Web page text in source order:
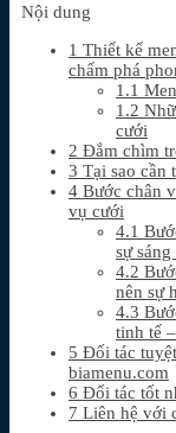
Nội dung
1 Thiết kế
chấm phá
1.1
1.2
cưới
2 Đắm chìm
3 Tại sao cần
4 Bước chân
vụ cưới
4.1
sự sáng
4.2
nên sự
4.3
tinh tế
5 Đối tác
biamenu.com
6 Đối tác tốt
7 Liên hệ với